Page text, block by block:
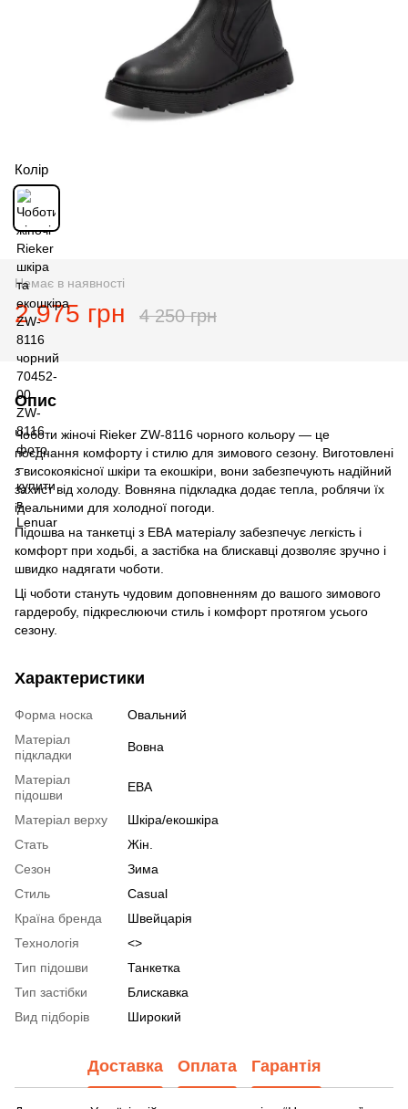
Колір
Немає в наявності
2 975 грн 4 250 грн
Опис
Чоботи жіночі Rieker ZW-8116 чорного кольору — це
поєднання комфорту і стилю для зимового сезону. Виготовлені
з високоякісної шкіри та екошкіри, вони забезпечують надійний
захист від холоду. Вовняна підкладка додає тепла, роблячи їх
ідеальними для холодної погоди.
Підошва на танкетці з ЕВА матеріалу забезпечує легкість і
комфорт при ходьбі, а застібка на блискавці дозволяє зручно і
швидко надягати чоботи.
Ці чоботи стануть чудовим доповненням до вашого зимового
гардеробу, підкреслюючи стиль і комфорт протягом усього
сезону.
Характеристики
Форма носка
Овальний
Матеріал
підкладки
Вовна
Матеріал
підошви
ЕВА
Матеріал верху
Шкіра/екошкіра
Стать
Жін.
Сезон
Зима
Стиль
Casual
Країна бренда
Швейцарія
Технологія
<>
Тип підошви
Танкетка
Тип застібки
Блискавка
Вид підборів
Широкий
Доставка Оплата Гарантія